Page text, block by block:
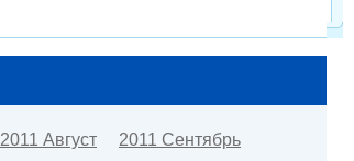
2011 Август 2011 Сентябрь